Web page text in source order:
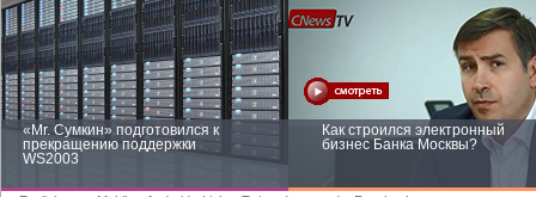
«Mr. Сумкин» подготовился к
прекращению поддержки
WS2003
Как строился электронный
бизнес Банка Москвы?